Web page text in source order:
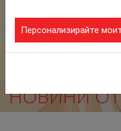
НОВИНИ
Персонализирайте